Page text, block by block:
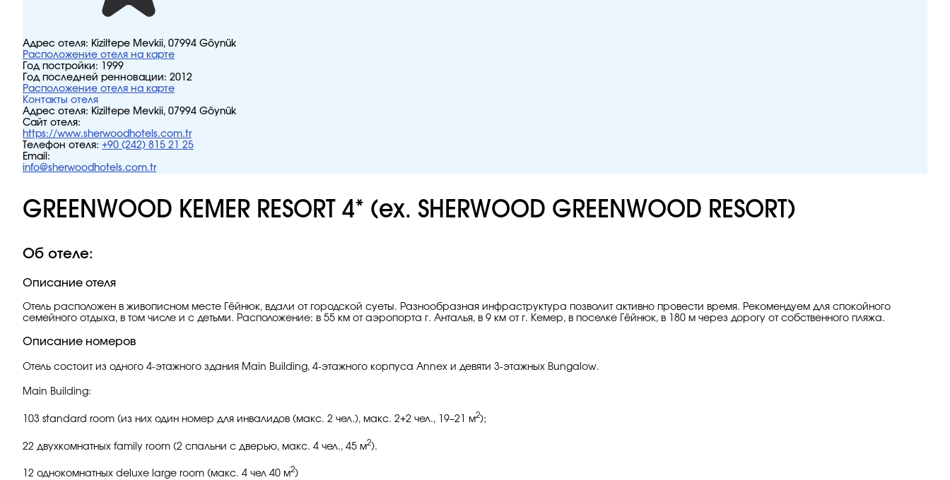
Адрес отеля: Kiziltepe Mevkii, 07994 Göynük
Расположение отеля на карте
Год постройки:
1999
Год последней ренновации: 2012
Расположение отеля на карте
Контакты отеля
Адрес отеля: Kiziltepe Mevkii, 07994 Göynük
Сайт отеля:
https://www.sherwoodhotels.com.tr
Телефон отеля: +90 (242) 815 21 25
Email:
info@sherwoodhotels.com.tr
GREENWOOD KEMER RESORT 4* (ex. SHERWOOD GREENWOOD RESORT)
Об отеле:
Описание отеля
Отель расположен в живописном месте Гёйнюк, вдали от городской суеты. Разнообразная инфраструктура позволит активно провести время. Рекомендуем для спокойного
семейного отдыха, в том числе и с детьми. Расположение: в 55 км от аэропорта г. Анталья, в 9 км от г. Кемер, в поселке Гёйнюк, в 180 м через дорогу от собственного пляжа.
Описание номеров
Отель состоит из одного 4-этажного здания Main Building, 4-этажного корпуса Annex и девяти 3-этажных Bungalow.
Main Building:
103 standard room (из них один номер для инвалидов (макс. 2 чел.), макс. 2+2 чел., 19–21 м2);
22 двухкомнатных family room (2 спальни с дверью, макс. 4 чел., 45 м2).
12 однокомнатных deluxe large room (макс. 4 чел 40 м2)